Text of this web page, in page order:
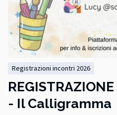
registrazioni incontri 2026
- Il Calligramma